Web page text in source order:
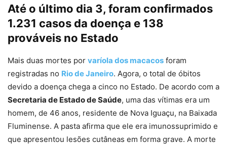
Até o último dia 3, foram confirmados
1.231 casos da doença e 138
prováveis no Estado
Mais duas mortes por varíola dos macacos foram
registradas no Rio de Janeiro. Agora, o total de óbitos
devido a doença chega a cinco no Estado. De acordo com a
Secretaria de Estado de Saúde, uma das vítimas era um
homem, de 46 anos, residente de Nova Iguaçu, na Baixada
Fluminense. A pasta afirma que ele era imunossuprimido e
que apresentou lesões cutâneas em forma grave. A morte